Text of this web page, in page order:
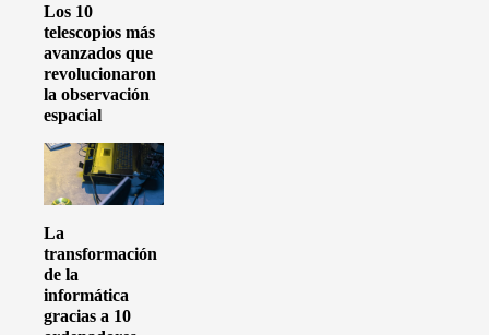
Los 10
telescopios más
avanzados que
revolucionaron
la observación
espacial
La
transformación
de la
informática
gracias a 10